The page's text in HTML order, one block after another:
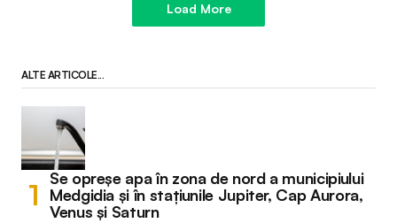
Load More
ALTE ARTICOLE...
Se opreșe apa în zona de nord a municipiului
Medgidia și în stațiunile Jupiter, Cap Aurora,
Venus și Saturn